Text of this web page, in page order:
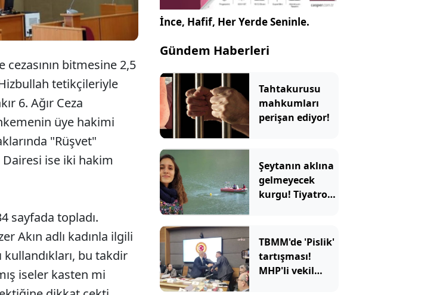
cezasının bitmesine 2,5
Hizbullah tetikçileriyle
6. Ağır Ceza
üye hakimi
"Rüşvet"
Dairesi ise iki hakim
sayfada topladı.
Akın adlı kadınla ilgili
bu takdir
iseler kasten mi
İnce, Hafif, Her Yerde Seninle.
Gündem Haberleri
Tahtakurusu
mahkumları
perişan ediyor!
Şeytanın aklına
gelmeyecek
kurgu! Tiyatro
TBMM'de 'Pislik'
tartışması!
MHP'li vekil